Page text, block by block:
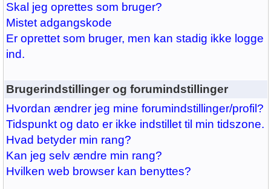
Skal jeg oprettes som bruger?
Mistet adgangskode
Er oprettet som bruger, men kan stadig ikke logge
ind.
Brugerindstillinger og forumindstillinger
Hvordan ændrer jeg mine forumindstillinger/profil?
Tidspunkt og dato er ikke indstillet til min tidszone.
Hvad betyder min rang?
Kan jeg selv ændre min rang?
Hvilken web browser kan benyttes?